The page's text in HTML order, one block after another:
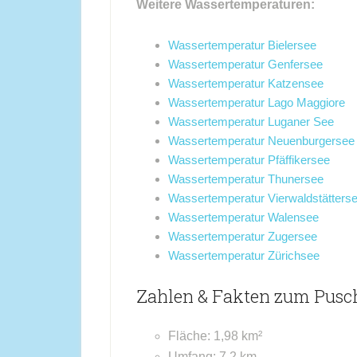
Weitere Wassertemperaturen:
Wassertemperatur Bielersee
Wassertemperatur Genfersee
Wassertemperatur Katzensee
Wassertemperatur Lago Maggiore
Wassertemperatur Luganer See
Wassertemperatur Neuenburgersee
Wassertemperatur Pfäffikersee
Wassertemperatur Thunersee
Wassertemperatur
Wassertemperatur Walensee
Wassertemperatur Zugersee
Wassertemperatur Zürichsee
Zahlen & Fakten zum
Fläche: 1,98 km²